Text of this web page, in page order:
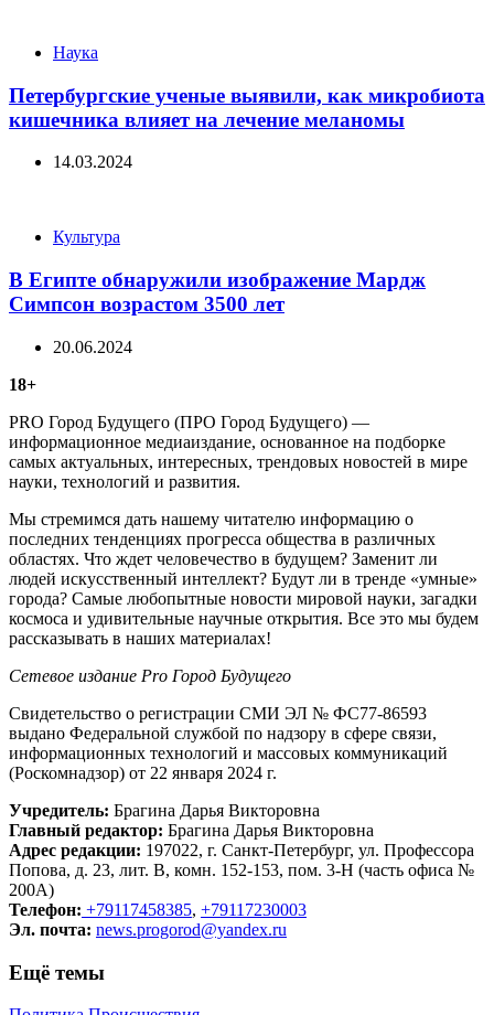
Categories
Наука
Петербургские ученые выявили, как микробиота
кишечника влияет на лечение меланомы
14.03.2024
CategoriesКультура
В Египте обнаружили изображение Мардж
Симпсон возрастом 3500 лет
20.06.2024
18+
PRO Город Будущего (ПРО Город Будущего) —
информационное медиаиздание, основанное на подборке
самых актуальных, интересных, трендовых новостей в мире
науки, технологий и развития.
Мы стремимся дать нашему читателю информацию о
последних тенденциях прогресса общества в различных
областях. Что ждет человечество в будущем? Заменит ли
людей искусственный интеллект? Будут ли в тренде «умные»
города? Самые любопытные новости мировой науки, загадки
космоса и удивительные научные открытия. Все это мы будем
рассказывать в наших материалах!
Сетевое издание Рrо Город Будущего
Свидетельство о регистрации СМИ ЭЛ № ФС77-86593
выдано Федеральной службой по надзору в сфере связи,
информационных технологий и массовых коммуникаций
(Роскомнадзор) от 22 января 2024 г.
Учредитель: Брагина Дарья Викторовна
Главный редактор: Брагина Дарья Викторовна
Адрес редакции: 197022, г. Санкт-Петербург, ул. Профессора
Попова, д. 23, лит. В, комн. 152-153, пом. 3-Н (часть офиса №
200А)
Телефон: +79117458385, +79117230003
Эл. почта: news.progorod@yandex.ru
Ещё темы